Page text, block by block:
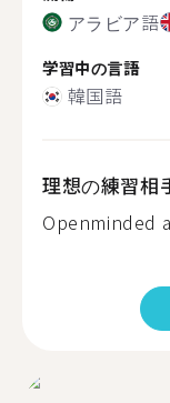
アラビア語
学習中の言語
韓国語
理想の練習相
Openminded